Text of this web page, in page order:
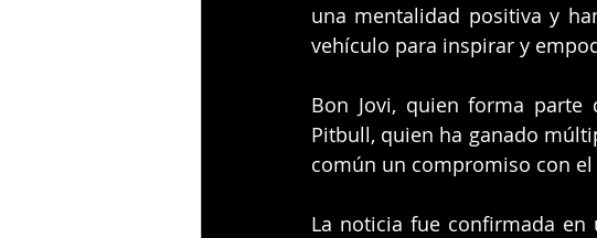
una mentalidad positiva y
vehículo para inspirar y
Bon Jovi, quien forma parte
Pitbull, quien ha ganado
común un compromiso con
La noticia fue confirmada en